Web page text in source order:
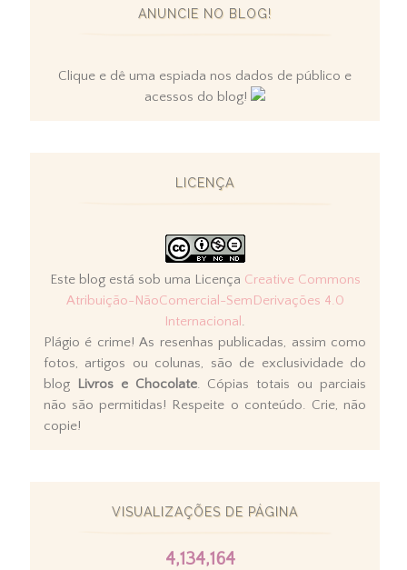
ANUNCIE NO BLOG!
Clique e dê uma espiada nos dados de público e
acessos do blog!
LICENÇA
Este blog está sob uma Licença Creative Commons
Atribuição-NãoComercial-SemDerivações 4.0
Internacional .
Plágio é crime! As resenhas publicadas, assim como
fotos, artigos ou colunas, são de exclusividade do
blog Livros e Chocolate. Cópias totais ou parciais
não são permitidas! Respeite o conteúdo. Crie, não
copie!
VISUALIZAÇÕES DE PÁGINA
4,134,164